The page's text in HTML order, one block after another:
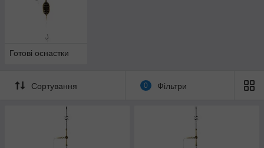
Готові оснастки
Сортування 0 Фільтри